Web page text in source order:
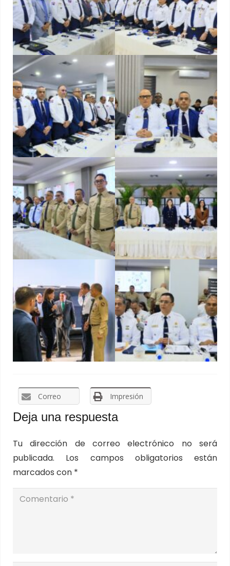
Correo Impresión
Deja una respuesta
Tu dirección de correo electrónico no será
publicada.
Los campos obligatorios están
marcados con *